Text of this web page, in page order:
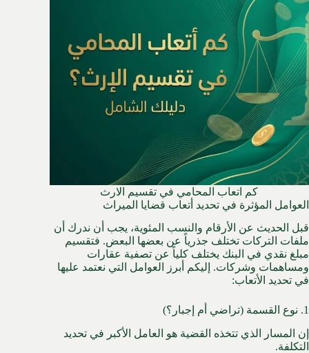
كم اتعاب المحامي في تقسيم الارث
العوامل المؤثرة في تحديد أتعاب قضايا الميراث
قبل الحديث عن الأرقام والنسب المئوية، يجب أن ندرك أن
ملفات التركات تختلف جذرياً عن بعضها البعض. فتقسيم
مبلغ نقدي في البنك يختلف كلياً عن تصفية عقارات
ومساهمات وشركات. إليكم أبرز العوامل التي نعتمد عليها
في تحديد الأتعاب:
1. نوع القسمة (تراضي أم إجبار؟)
إن المسار الذي تتخذه القضية هو العامل الأكبر في تحديد
التكلفة.